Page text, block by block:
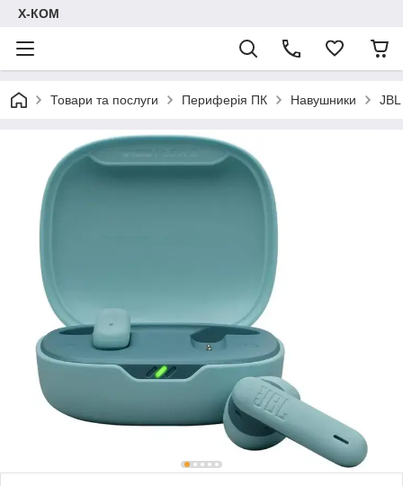
Х-КОМ
Товари та послуги Периферія ПК Навушники